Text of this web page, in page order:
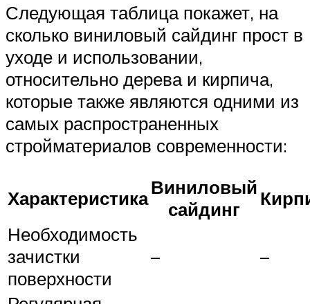
Следующая таблица покажет, на
сколько виниловый сайдинг прост в
уходе и использовании,
относительно дерева и кирпича,
которые также являются одними из
самых распространенных
стройматериалов современности:
ХарактеристикаВиниловый
сайдинг
Необходимость
зачистки
поверхности
– –